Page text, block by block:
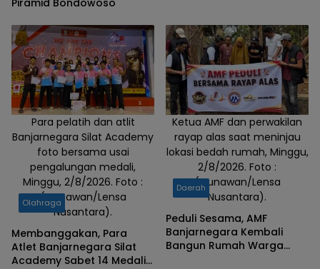
Piramid Bondowoso
Para pelatih dan atlit
Banjarnegara Silat Academy
foto bersama usai
pengalungan medali,
Minggu, 2/8/2026. Foto :
(Gunawan/Lensa
Nusantara).
Olahraga
Membanggakan, Para
Atlet Banjarnegara Silat
Academy Sabet 14 Medali
Ketua AMF dan perwakilan
rayap alas saat meninjau
lokasi bedah rumah, Minggu,
2/8/2026. Foto :
(Gunawan/Lensa
Nusantara).
Daerah
Peduli Sesama, AMF
Banjarnegara Kembali
Bangun Rumah Warga